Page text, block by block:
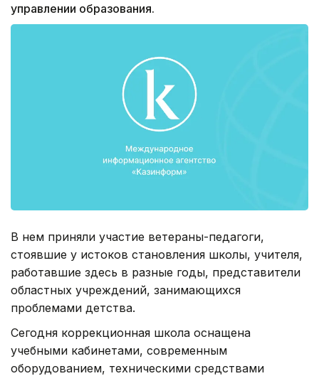
управлении образования.
В нем приняли участие ветераны-педагоги,
стоявшие у истоков становления школы, учителя,
работавшие здесь в разные годы, представители
областных учреждений, занимающихся
проблемами детства.
Сегодня коррекционная школа оснащена
учебными кабинетами, современным
оборудованием, техническими средствами